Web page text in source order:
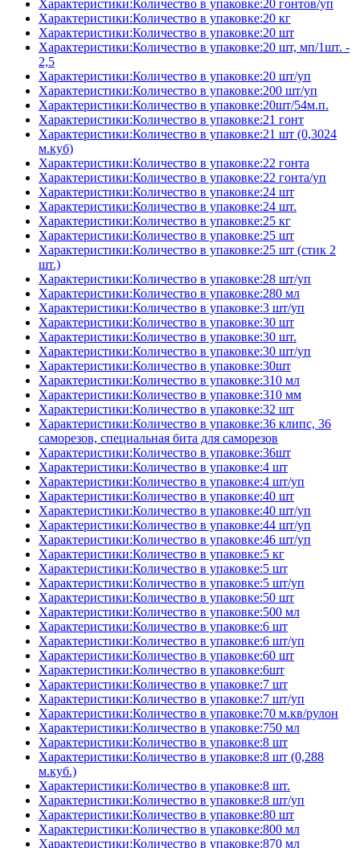
Характеристики:Количество в упаковке:20 гонтов/уп
Характеристики:Количество в упаковке:20 кг
Характеристики:Количество в упаковке:20 шт
Характеристики:Количество в упаковке:20 шт, мп/1шт. -
2,5
Характеристики:Количество в упаковке:20 шт/уп
Характеристики:Количество в упаковке:200 шт/уп
Характеристики:Количество в упаковке:20шт/54м.п.
Характеристики:Количество в упаковке:21 гонт
Характеристики:Количество в упаковке:21 шт (0,3024
м.куб)
Характеристики:Количество в упаковке:22 гонта
Характеристики:Количество в упаковке:22 гонта/уп
Характеристики:Количество в упаковке:24 шт
Характеристики:Количество в упаковке:24 шт.
Характеристики:Количество в упаковке:25 кг
Характеристики:Количество в упаковке:25 шт
Характеристики:Количество в упаковке:25 шт (стик 2
шт.)
Характеристики:Количество в упаковке:28 шт/уп
Характеристики:Количество в упаковке:280 мл
Характеристики:Количество в упаковке:3 шт/уп
Характеристики:Количество в упаковке:30 шт
Характеристики:Количество в упаковке:30 шт.
Характеристики:Количество в упаковке:30 шт/уп
Характеристики:Количество в упаковке:30шт
Характеристики:Количество в упаковке:310 мл
Характеристики:Количество в упаковке:310 мм
Характеристики:Количество в упаковке:32 шт
Характеристики:Количество в упаковке:36 клипс, 36
саморезов, специальная бита для саморезов
Характеристики:Количество в упаковке:36шт
Характеристики:Количество в упаковке:4 шт
Характеристики:Количество в упаковке:4 шт/уп
Характеристики:Количество в упаковке:40 шт
Характеристики:Количество в упаковке:40 шт/уп
Характеристики:Количество в упаковке:44 шт/уп
Характеристики:Количество в упаковке:46 шт/уп
Характеристики:Количество в упаковке:5 кг
Характеристики:Количество в упаковке:5 шт
Характеристики:Количество в упаковке:5 шт/уп
Характеристики:Количество в упаковке:50 шт
Характеристики:Количество в упаковке:500 мл
Характеристики:Количество в упаковке:6 шт
Характеристики:Количество в упаковке:6 шт/уп
Характеристики:Количество в упаковке:60 шт
Характеристики:Количество в упаковке:6шт
Характеристики:Количество в упаковке:7 шт
Характеристики:Количество в упаковке:7 шт/уп
Характеристики:Количество в упаковке:70 м.кв/рулон
Характеристики:Количество в упаковке:750 мл
Характеристики:Количество в упаковке:8 шт
Характеристики:Количество в упаковке:8 шт (0,288
м.куб.)
Характеристики:Количество в упаковке:8 шт.
Характеристики:Количество в упаковке:8 шт/уп
Характеристики:Количество в упаковке:80 шт
Характеристики:Количество в упаковке:800 мл
Характеристики:Количество в упаковке:870 мл